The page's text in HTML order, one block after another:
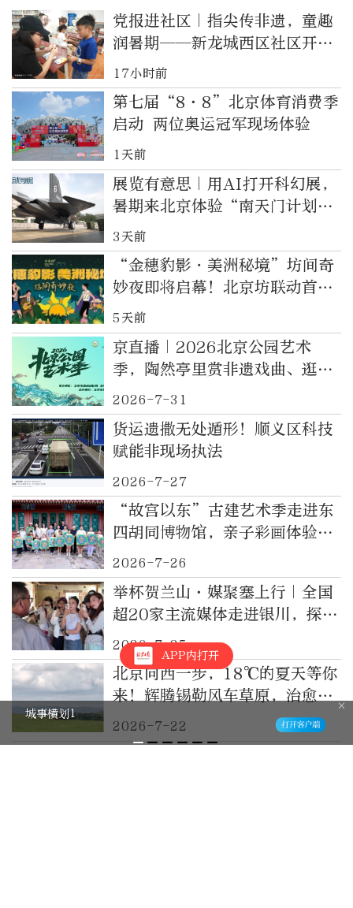
党报进社区｜指尖传非遗，童趣
润暑期——新龙城西区社区开展
毛猴非遗手工体验活动
17小时前
第七届“8·8”北京体育消费季
启动 两位奥运冠军现场体验
1天前
展览有意思｜用AI打开科幻展，
暑期来北京体验“南天门计划”
科幻装备
3天前
“金穗豹影・美洲秘境”坊间奇
妙夜即将启幕！北京坊联动首都
博物馆，打造沉浸式夜游新体验
5天前
京直播｜2026北京公园艺术
季，陶然亭里赏非遗戏曲、逛湖
光市集（直播结束）
2026-7-31
货运遗撒无处遁形！顺义区科技
赋能非现场执法
2026-7-27
“故宫以东”古建艺术季走进东
四胡同博物馆，亲子彩画体验课
解锁四合院非遗匠心
2026-7-26
举杯贺兰山·媒聚塞上行｜全国
超20家主流媒体走进银川，探访
枸杞庄园、葡萄酒庄，体验非遗
麻编
2026-7-25
北京向西一步，18℃的夏天等你
来！辉腾锡勒风车草原，治愈你
的精神内耗
2026-7-22
APP内打开
城事横划1